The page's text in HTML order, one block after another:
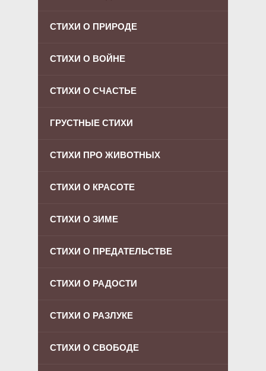
СТИХИ О ПРИРОДЕ
СТИХИ О ВОЙНЕ
СТИХИ О СЧАСТЬЕ
ГРУСТНЫЕ СТИХИ
СТИХИ ПРО ЖИВОТНЫХ
СТИХИ О КРАСОТЕ
СТИХИ О ЗИМЕ
СТИХИ О ПРЕДАТЕЛЬСТВЕ
СТИХИ О РАДОСТИ
СТИХИ О РАЗЛУКЕ
СТИХИ О СВОБОДЕ